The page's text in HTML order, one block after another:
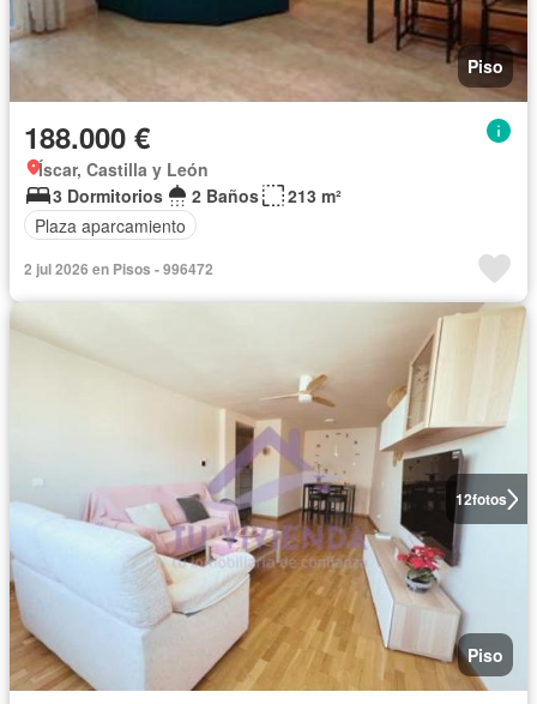
Piso
188.000 €
Íscar, Castilla y León
3 Dormitorios
2 Baños
213 m²
Plaza aparcamiento
2 jul 2026 en Pisos - 996472
12fotos
Piso